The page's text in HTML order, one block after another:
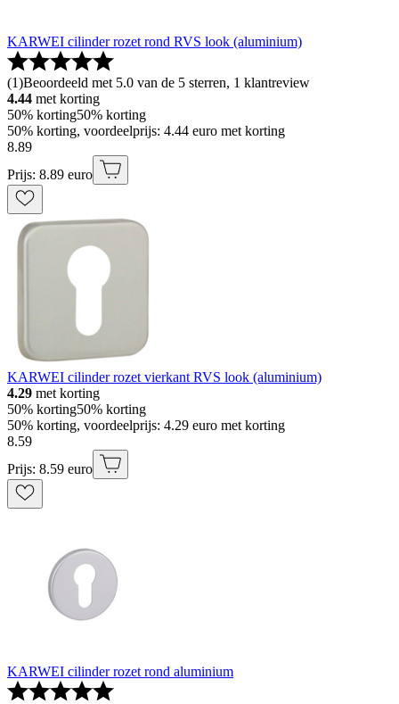
KARWEI cilinder rozet rond RVS look (aluminium)
(1)Beoordeeld met 5.0 van de 5 sterren, 1 klantreview
4.44 met korting
50% korting50% korting
50% korting, voordeelprijs: 4.44 euro met korting
8.89
Prijs: 8.89 euro
KARWEI cilinder rozet vierkant RVS look (aluminium)
4.29 met korting
50% korting50% korting
50% korting, voordeelprijs: 4.29 euro met korting
8.59
Prijs: 8.59 euro
KARWEI cilinder rozet rond aluminium